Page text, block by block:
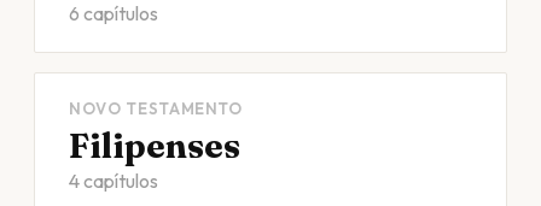
6 capítulos
NOVO TESTAMENTO
Filipenses
4 capítulos